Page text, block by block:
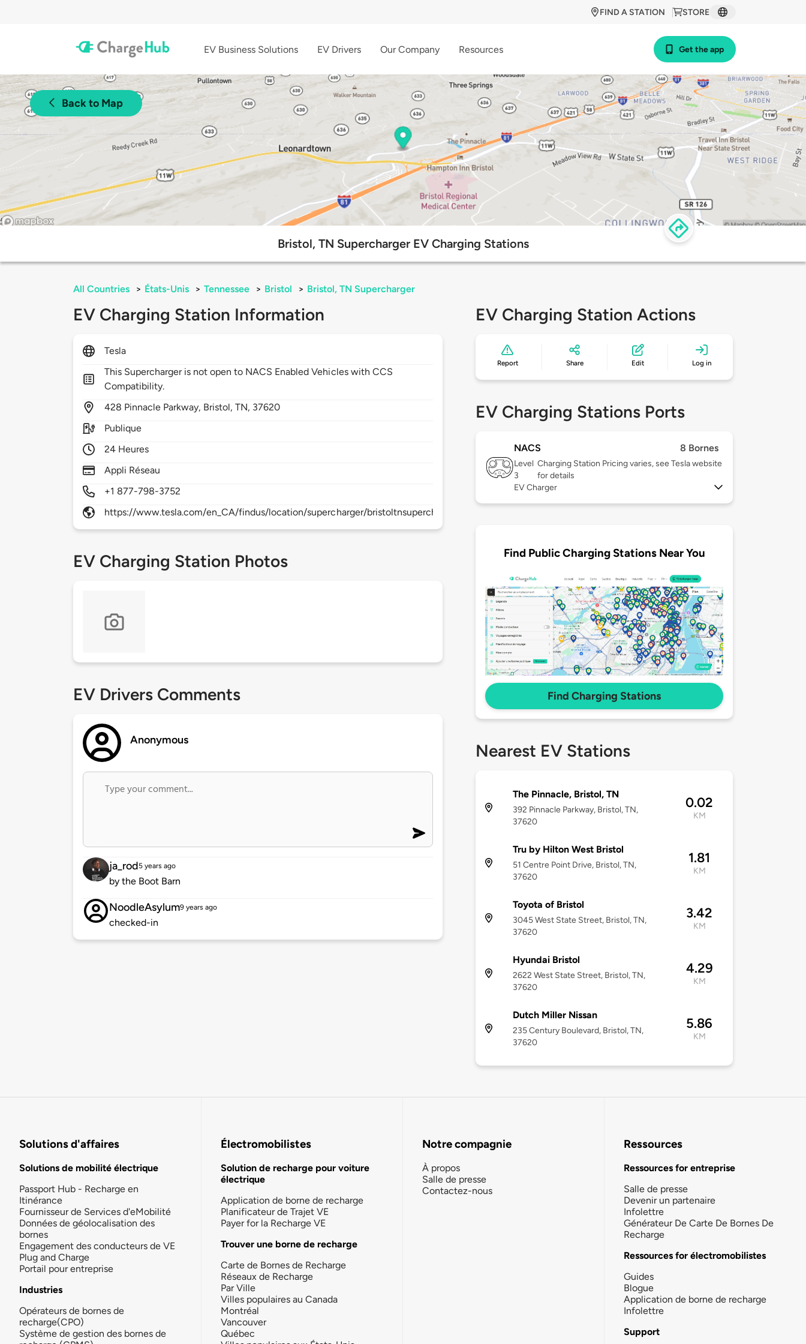
STORE
FIND A STATION
EV Business Solutions EV Drivers Our Company Resources Get the app
Back to Map
Bristol, TN Supercharger EV Charging Stations
All Countries > États-Unis > Tennessee > Bristol > Bristol, TN Supercharger
EV Charging Station Information
Tesla
This Supercharger is not open to NACS Enabled Vehicles with CCS
Compatibility.
428 Pinnacle Parkway, Bristol,TN, 37620
Publique
24 Heures
Appli Réseau
+1 877-798-3752
https://www.tesla.com/en_CA/findus/location/supercharger/bristoltnsupercharger
EV Charging Station Photos
EV Drivers Comments
Anonymous
ja_rod5 years ago
by the Boot Barn
NoodleAsylum9 years ago
checked-in
EV Charging Station Actions
Report Share Edit Log in
EV Charging Stations Ports
NACS 8 Bornes
Level
3
Charging Station Pricing varies, see Tesla website
for details
EV Charger
Find Public Charging Stations Near You
Find Charging Stations
Nearest EV Stations
The Pinnacle, Bristol, TN
392 Pinnacle Parkway, Bristol, TN,
37620
0.02
KM
Tru by Hilton West Bristol
51 Centre Point Drive, Bristol, TN,
37620
1.81
KM
Toyota of Bristol
3045 West State Street, Bristol, TN,
37620
3.42
KM
Hyundai Bristol
2622 West State Street, Bristol, TN,
37620
4.29
KM
Dutch Miller Nissan
235 Century Boulevard, Bristol, TN,
37620
5.86
KM
Solutions d'affaires
Solutions de mobilité électrique
Passport Hub - Recharge en
Itinérance
Fournisseur de Services d'eMobilité
Données de géolocalisation des
bornes
Engagement des conducteurs de VE
Plug and Charge
Portail pour entreprise
Industries
Opérateurs de bornes de
recharge(CPO)
Système de gestion des bornes de
Électromobilistes
Solution de recharge pour voiture
électrique
Application de borne de recharge
Planificateur de Trajet VE
Payer for la Recharge VE
Trouver une borne de recharge
Carte de Bornes de Recharge
Réseaux de Recharge
Par Ville
Villes populaires au Canada
Montréal
Vancouver
Québec
Notre compagnie
À propos
Salle de presse
Contactez-nous
Ressources
Ressources for entreprise
Salle de presse
Devenir un partenaire
Infolettre
Générateur De Carte De Bornes De
Recharge
Ressources for électromobilistes
Guides
Blogue
Application de borne de recharge
Infolettre
Support